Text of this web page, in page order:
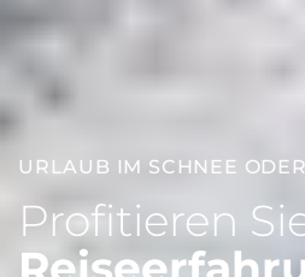
URLAUB IM SCHNEE
Profitieren